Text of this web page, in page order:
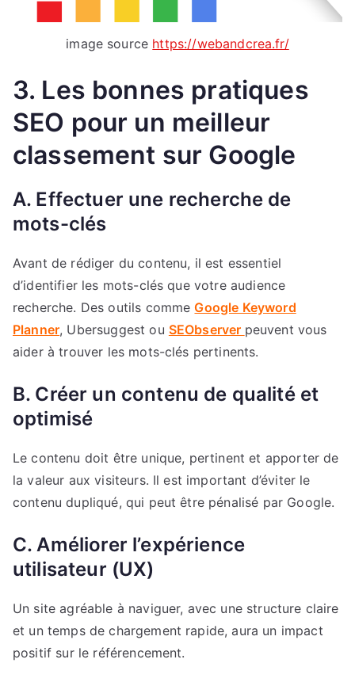
image source https://webandcrea.fr/
3. Les bonnes pratiques
SEO pour un meilleur
classement sur Google
A. Effectuer une recherche de
mots-clés
Avant de rédiger du contenu, il est essentiel
d’identifier les mots-clés que votre audience
recherche. Des outils commeGoogle Keyword
Planner, Ubersuggest ou SEObserver peuvent vous
aider à trouver les mots-clés pertinents.
B. Créer un contenu de qualité et
optimisé
Le contenu doit être unique, pertinent et apporter de
la valeur aux visiteurs. Il est important d’éviter le
contenu dupliqué, qui peut être pénalisé par Google.
C. Améliorer l’expérience
utilisateur (UX)
Un site agréable à naviguer, avec une structure claire
et un temps de chargement rapide, aura un impact
positif sur le référencement.